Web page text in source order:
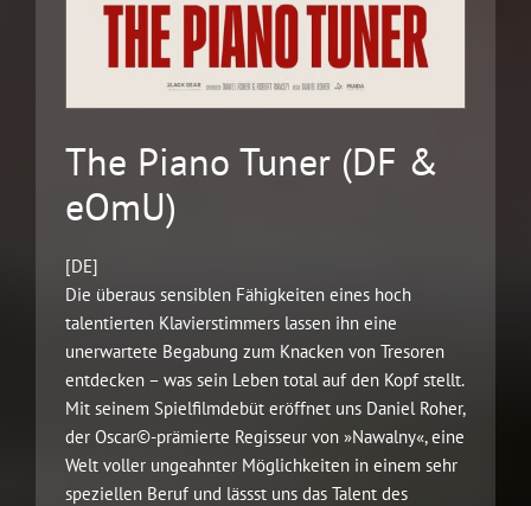
The Piano Tuner (DF &
eOmU)
[DE]
Die überaus sensiblen Fähigkeiten eines hoch
talentierten Klavierstimmers lassen ihn eine
unerwartete Begabung zum Knacken von Tresoren
entdecken – was sein Leben total auf den Kopf stellt.
Mit seinem Spielfilmdebüt eröffnet uns Daniel Roher,
der Oscar©-prämierte Regisseur von »Nawalny«, eine
Welt voller ungeahnter Möglichkeiten in einem sehr
speziellen Beruf und lässst uns das Talent des